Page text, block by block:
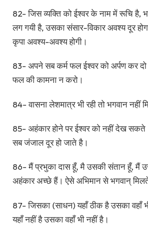
82- जिस व्यक्ति को ईश्वर के नाम में रूचि है,
लग गयी है, उसका संसार-विकार अवश्य दूर
कृपा अवश्य-अवश्य होगी।
83- अपने सब कर्म फल ईश्वर को अर्पण कर
फल की कामना न करो।
84- वासना लेशमात्र भी रही तो भगवान नहीं
85- अहंकार होने पर ईश्वर को नहीं देख
सब जंजाल दूर हो जाते है।
86- मैं प्रभुका दास हूँ, मै उसकी संतान हूँ, मैं
अहंकार अच्छे हैं। ऐसे अभिमान से भगवान्
87- जिसका (साधन) यहाँ ठीक है उसका वहाँ
यहाँ नहीं है उसका वहाँ भी नहीं है।